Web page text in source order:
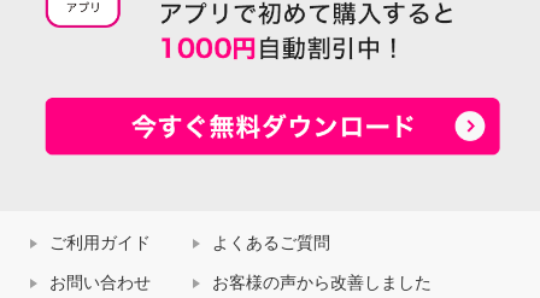
ご利用ガイド よくあるご質問
お問い合わせ お客様の声から改善しました